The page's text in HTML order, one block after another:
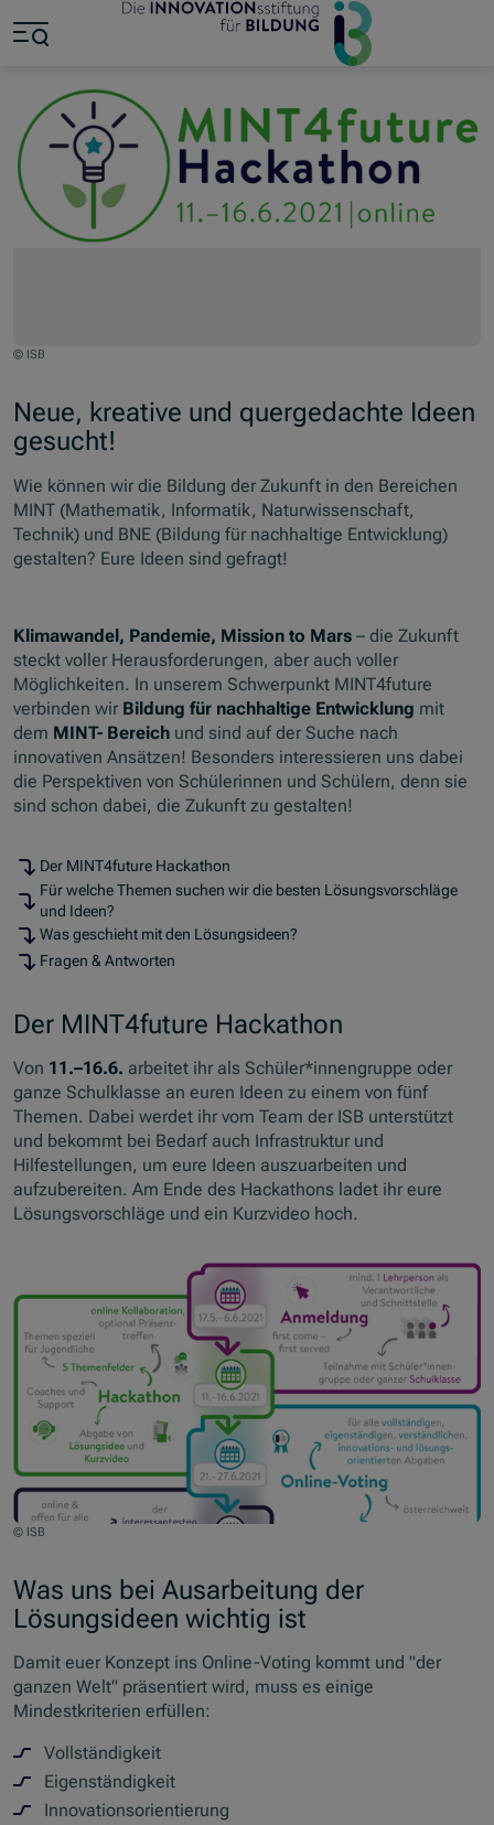
Jump to main content
© ISB
Neue, kreative und quergedachte Ideen
gesucht!
Wie können wir die Bildung der Zukunft in den Bereichen
MINT (Mathematik, Informatik, Naturwissenschaft,
Technik) und BNE (Bildung für nachhaltige Entwicklung)
gestalten? Eure Ideen sind gefragt!
Klimawandel, Pandemie, Mission to Mars – die Zukunft
steckt voller Herausforderungen, aber auch voller
Möglichkeiten. In unserem Schwerpunkt MINT4future
verbinden wir Bildung für nachhaltige Entwicklung mit
dem MINT- Bereich und sind auf der Suche nach
innovativen Ansätzen! Besonders interessieren uns dabei
die Perspektiven von Schülerinnen und Schülern, denn sie
sind schon dabei, die Zukunft zu gestalten!
Der MINT4future Hackathon
Für welche Themen suchen wir die besten Lösungsvorschläge
und Ideen?
Was geschieht mit den Lösungsideen?
Fragen & Antworten
Der MINT4future Hackathon
Von 11.–16.6. arbeitet ihr als Schüler*innengruppe oder
ganze Schulklasse an euren Ideen zu einem von fünf
Themen. Dabei werdet ihr vom Team der ISB unterstützt
und bekommt bei Bedarf auch Infrastruktur und
Hilfestellungen, um eure Ideen auszuarbeiten und
aufzubereiten. Am Ende des Hackathons ladet ihr eure
Lösungsvorschläge und ein Kurzvideo hoch.
© ISB
Was uns bei Ausarbeitung der
Lösungsideen wichtig ist
Damit euer Konzept ins Online-Voting kommt und "der
ganzen Welt" präsentiert wird, muss es einige
Mindestkriterien erfüllen:
Vollständigkeit
Eigenständigkeit
Innovationsorientierung